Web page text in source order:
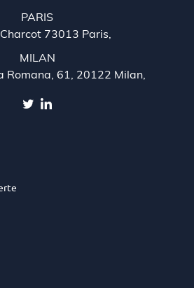
PARIS
73013 Paris,
MILAN
Romana, 61, 20122 Milan,